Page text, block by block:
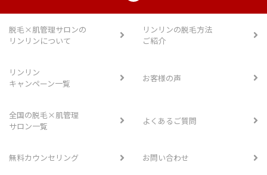
脱毛×肌管理サロンの
リンリンについて
リンリンの脱毛方法
ご紹介
リンリン
キャンペーン一覧
お客様の声
全国の脱毛×肌管理
サロン一覧
よくあるご質問
無料カウンセリング お問い合わせ